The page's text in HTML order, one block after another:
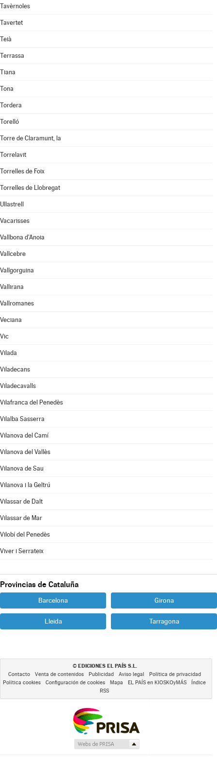
Tavèrnoles
Tavertet
Teià
Terrassa
Tiana
Tona
Tordera
Torelló
Torre de Claramunt, la
Torrelavit
Torrelles de Foix
Torrelles de Llobregat
Ullastrell
Vacarisses
Vallbona d'Anoia
Vallcebre
Vallgorguina
Vallirana
Vallromanes
Veciana
Vic
Vilada
Viladecans
Viladecavalls
Vilafranca del Penedès
Vilalba Sasserra
Vilanova del Camí
Vilanova del Vallès
Vilanova de Sau
Vilanova i la Geltrú
Vilassar de Dalt
Vilassar de Mar
Vilobí del Penedès
Viver i Serrateix
Provincias de Cataluña
Barcelona Girona
Lleida Tarragona
© EDICIONES EL PAÍS S.L.
Contacto Venta de contenidos Publicidad Aviso legal
Política de privacidad
Política cookies
Configuración de cookies Mapa EL PAÍS en KIOSKOyMÁS
Índice
RSS